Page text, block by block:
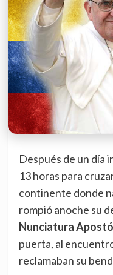
Después de un día
13 horas para
continente donde
rompió anoche su
Nunciatura
puerta, al
reclamaban su